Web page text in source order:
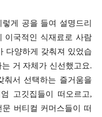
게 공을 들여 설명드리
이국적인 식재료로 사람
다양하게 갖춰져 있었습
거 자체가 신선했고요.
춰서 선택하는 즐거움을
고깃집들이 떠오르고,
버티컬 커머스들이 떠